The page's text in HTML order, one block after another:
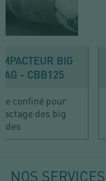
BIG
- CBB125
confiné pour
des big
NOS SERVICES